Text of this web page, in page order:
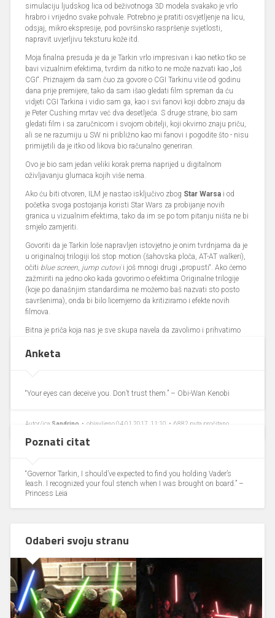
simulaciju ljudskog lica od beživotnoga 3D modela svakako je vrlo
hrabro i vrijedno svake pohvale. Potrebno je pratiti osvjetljenje na licu,
odsjaj, mikro ekspresije, pod površinsko raspršenje svjetlosti,
napravit uvjerljivu teksturu kože itd.
Moja finalna presuda je da je Tarkin vrlo impresivan i kao netko tko se
bavi vizualnim efektima, tvrdim da nitko to ne može nazvati kao „loš
CGI“. Priznajem da sam čuo za govore o CGI Tarkinu više od godinu
dana prije premijere, tako da sam išao gledati film spreman da ću
vidjeti CGI Tarkina i vidio sam ga, kao i svi fanovi koji dobro znaju da
je Peter Cushing mrtav već dva desetljeća. S druge strane, bio sam
gledati film i sa zaručnicom i svojom obitelji, koji okvirno znaju priču,
ali se ne razumiju u SW ni približno kao mi fanovi i pogodite što - nisu
primijetili da je itko od likova bio računalno generiran.
Ovo je bio sam jedan veliki korak prema naprijed u digitalnom
oživljavanju glumaca kojih više nema.
Ako ću biti otvoren, ILM je nastao isključivo zbog Star Warsa i od
početka svoga postojanja koristi Star Wars za probijanje novih
granica u vizualnim efektima, tako da im se po tom pitanju ništa ne bi
smjelo zamjeriti.
Govoriti da je Tarkin loše napravljen istovjetno je onim tvrdnjama da je
u originalnoj trilogiji loš stop motion (šahovska ploča, AT-AT walkeri),
očiti blue screen jump cutovii još mnogi drugi „propusti“. Ako ćemo
zažmiriti na jedno oko kada govorimo o efektima Originalne trilogije
(koje po današnjim standardima ne možemo baš nazvati sto posto
savršenima), onda bi bilo licemjerno da kritiziramo i efekte novih
filmova.
Bitna je priča koja nas je sve skupa navela da zavolimo i prihvatimo
ograničenjima koja još uvijek traje, i koju ILM uspješno dobiva od
Autor/ica Sandrino • objavljeno 04.01.2017, 11:10 • 6882 puta pročitano
Anketa
“Your eyes can deceive you. Don’t trust them.” – Obi-Wan Kenobi
Poznati citat
“Governor Tarkin, I should’ve expected to find you holding Vader’s
leash. I recognized your foul stench when I was brought on board.” –
Princess Leia
Odaberi svoju stranu